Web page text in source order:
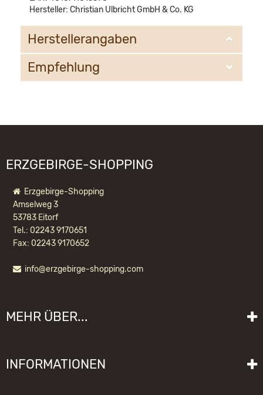
Hersteller: Christian Ulbricht GmbH & Co. KG
Herstellerangaben
Christian Ulbricht GmbH & Co. KG
Empfehlung
ERZGEBIRGE-SHOPPING
Erzgebirge-Shopping
Amselweg 3
53783 Eitorf
Tel.: 02243 9170651
Fax: 02243 9170652
info@erzgebirge-shopping.com
MEHR ÜBER...
Lieferzeit
INFORMATIONEN